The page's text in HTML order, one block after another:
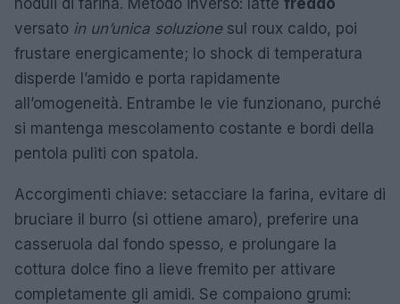
versato in un’unica soluzionesul roux caldo, poi
frustare energicamente; lo shock di temperatura
disperde l’amido e porta rapidamente
all’omogeneità. Entrambe le vie funzionano, purché
si mantenga mescolamento costante e bordi della
pentola puliti con spatola.
Accorgimenti chiave: setacciare la farina, evitare di
bruciare il burro (si ottiene amaro), preferire una
casseruola dal fondo spesso, e prolungare la
cottura dolce fino a lieve fremito per attivare
completamente gli amidi. Se compaiono grumi: